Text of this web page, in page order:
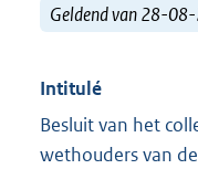
Geldend van 28-
Intitulé
Besluit van het
wethouders van